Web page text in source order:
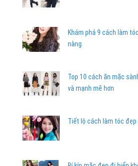
Khám phá 9 cách làm
nàng
Top 10 cách ăn mặc
và mạnh mẽ hơn
Tiết lộ cách làm tóc đẹp